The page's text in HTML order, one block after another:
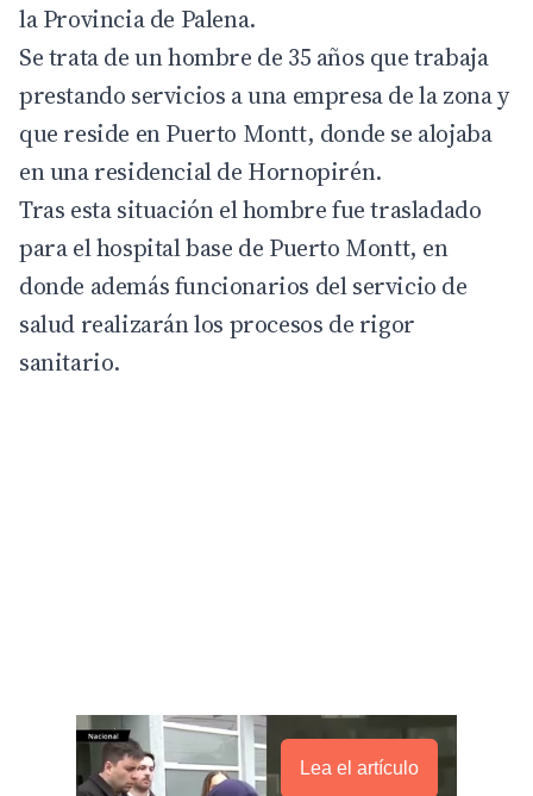
la Provincia de Palena.
Se trata de un hombre de 35 años que trabaja
prestando servicios a una empresa de la zona y
que reside en Puerto Montt, donde se alojaba
en una residencial de Hornopirén.
Tras esta situación el hombre fue trasladado
para el hospital base de Puerto Montt, en
donde además funcionarios del servicio de
salud realizarán los procesos de rigor
sanitario.
Lea el artículo